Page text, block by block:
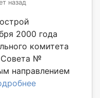
назад
2000 года
комитета
Совета №
направлением